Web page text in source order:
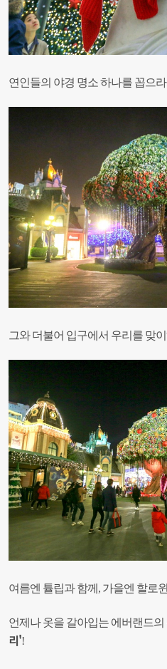
연인들의 야경 명소 하나를 꼽으
그와 더불어 입구에서 우리를 맞
여름엔 튤립과 함께, 가을엔 할로
언제나 옷을 갈아입는 에버랜드
리'!